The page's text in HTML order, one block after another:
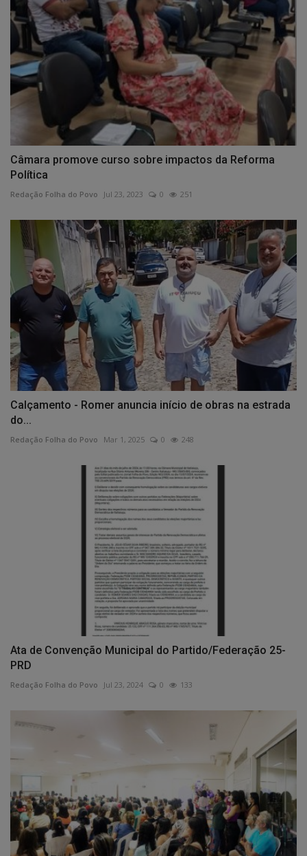
Câmara promove curso sobre impactos da Reforma
Política
Redação Folha do Povo Jul 23, 2023 0 251
Calçamento - Romer anuncia início de obras na estrada
do...
Redação Folha do Povo Mar 1, 2025 0 248
Ata de Convenção Municipal do Partido/Federação 25-
PRD
Redação Folha do Povo Jul 23, 2024 0 133